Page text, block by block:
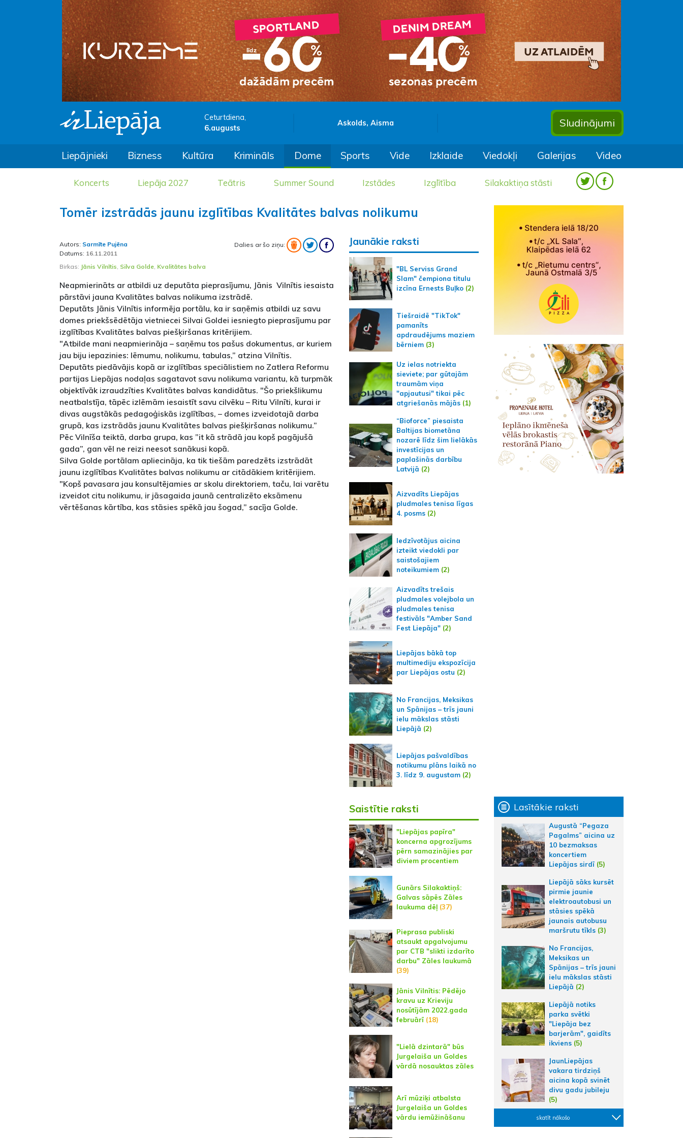
Ceturtdiena,
6.augusts
Askolds, Aisma Sludinājumi
Liepājnieki Bizness Kultūra Krimināls Dome Sports Vide Izklaide Viedokļi Galerijas Video
Koncerts Liepāja 2027 Teātris Summer Sound Izstādes Izglītība Silakaktiņa stāsti
Tomēr izstrādās jaunu izglītības Kvalitātes balvas nolikumu
Autors: Sarmīte Pujēna
Datums: 16.11.2011
Dalies ar šo ziņu:
Birkas: Jānis Vilnītis, Silva Golde, Kvalitātes balva
Neapmierināts ar atbildi uz deputāta pieprasījumu, Jānis Vilnītis iesaista
pārstāvi jauna Kvalitātes balvas nolikuma izstrādē.
Deputāts Jānis Vilnītis informēja portālu, ka ir saņēmis atbildi uz savu
domes priekšsēdētāja vietniecei Silvai Goldei iesniegto pieprasījumu par
izglītības Kvalitātes balvas piešķiršanas kritērijiem.
"Atbilde mani neapmierināja – saņēmu tos pašus dokumentus, ar kuriem
jau biju iepazinies: lēmumu, nolikumu, tabulas,” atzina Vilnītis.
Deputāts piedāvājis kopā ar izglītības speciālistiem no Zatlera Reformu
partijas Liepājas nodaļas sagatavot savu nolikuma variantu, kā turpmāk
objektīvāk izraudzīties Kvalitātes balvas kandidātus. "Šo priekšlikumu
neatbalstīja, tāpēc izlēmām iesaistīt savu cilvēku – Ritu Vilnīti, kurai ir
divas augstākās pedagoģiskās izglītības, – domes izveidotajā darba
grupā, kas izstrādās jaunu Kvalitātes balvas piešķiršanas nolikumu.”
Pēc Vilnīša teiktā, darba grupa, kas ”it kā strādā jau kopš pagājušā
gada”, gan vēl ne reizi neesot sanākusi kopā.
Silva Golde portālam apliecināja, ka tik tiešām paredzēts izstrādāt
jaunu izglītības Kvalitātes balvas nolikumu ar citādākiem kritērijiem.
"Kopš pavasara jau konsultējamies ar skolu direktoriem, taču, lai varētu
izveidot citu nolikumu, ir jāsagaida jaunā centralizēto eksāmenu
vērtēšanas kārtība, kas stāsies spēkā jau šogad,” sacīja Golde.
Jaunākie raksti
"BL Serviss Grand
Slam" čempiona titulu
izcīna Ernests Buļko(2)
Tiešraidē "TikTok"
pamanīts
apdraudējums maziem
bērniem(3)
Uz ielas notriekta
sieviete; par gūtajām
traumām viņa
"apjautusi" tikai pēc
atgriešanās mājās(1)
“Bioforce” piesaista
Baltijas biometāna
nozarē līdz šim lielākās
investīcijas un
paplašinās darbību
Latvijā (2)
Aizvadīts Liepājas
pludmales tenisa līgas
4. posms(2)
Iedzīvotājus aicina
izteikt viedokli par
saistošajiem
noteikumiem (2)
Aizvadīts trešais
pludmales volejbola un
pludmales tenisa
festivāls "Amber Sand
Fest Liepāja"(2)
Liepājas bākā top
multimediju ekspozīcija
par Liepājas ostu (2)
No Francijas, Meksikas
un Spānijas – trīs jauni
ielu mākslas stāsti
Liepājā (2)
Liepājas pašvaldības
notikumu plāns laikā no
3. līdz 9. augustam(2)
Saistītie raksti
"Liepājas papīra"
koncerna apgrozījums
pērn samazinājies par
diviem procentiem
Gunārs Silakaktiņš:
Galvas sāpēs Zāles
laukuma dēļ(37)
Pieprasa publiski
atsaukt apgalvojumu
par CTB "slikti izdarīto
darbu" Zāles laukumā
(39)
Jānis Vilnītis: Pēdējo
kravu uz Krieviju
nosūtījām 2022.gada
februārī(18)
"Lielā dzintarā" būs
Jurgelaiša un Goldes
vārdā nosauktas zāles
Arī mūziķi atbalsta
Jurgelaiša un Goldes
vārdu iemūžināšanu
Lasītākie raksti
Augustā “Pegaza
Pagalms” aicina uz
10 bezmaksas
koncertiem
Liepājas sirdī (5)
Liepājā sāks kursēt
pirmie jaunie
elektroautobusi un
stāsies spēkā
jaunais autobusu
maršrutu tīkls (3)
No Francijas,
Meksikas un
Spānijas – trīs jauni
ielu mākslas stāsti
Liepājā (2)
Liepājā notiks
parka svētki
"Liepāja bez
barjerām", gaidīts
ikviens (5)
JaunLiepājas
vakara tirdziņš
aicina kopā svinēt
divu gadu jubileju
(5)
skatīt nākošo